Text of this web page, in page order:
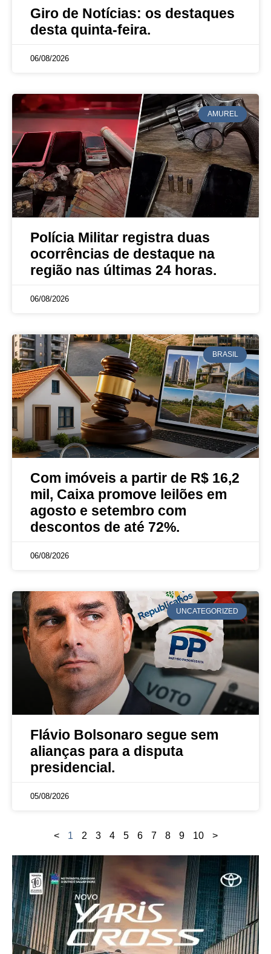
Giro de Notícias: os destaques
desta quinta-feira.
06/08/2026
AMUREL
Polícia Militar registra duas
ocorrências de destaque na
região nas últimas 24 horas.
06/08/2026
BRASIL
Com imóveis a partir de R$ 16,2
mil, Caixa promove leilões em
agosto e setembro com
descontos de até 72%.
06/08/2026
UNCATEGORIZED
Flávio Bolsonaro segue sem
alianças para a disputa
presidencial.
05/08/2026
< 1 2 3 4 5 6 7 8 9 10 >